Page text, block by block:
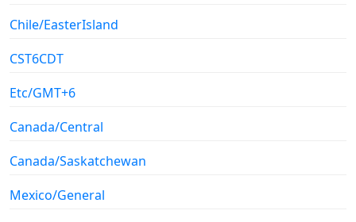
Chile/EasterIsland
CST6CDT
Etc/GMT+6
Canada/Central
Canada/Saskatchewan
Mexico/General